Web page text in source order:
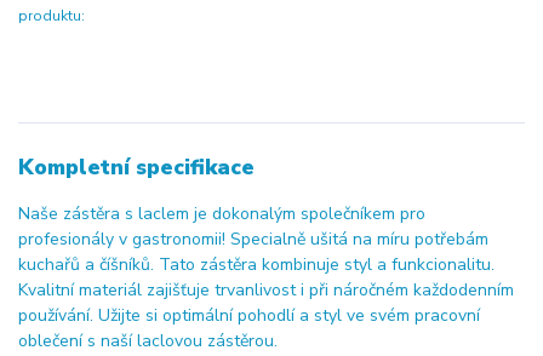
produktu:
Kompletní specifikace
Naše zástěra s laclem je dokonalým společníkem pro
profesionály v gastronomii! Specialně ušitá na míru potřebám
kuchařů a číšníků. Tato zástěra kombinuje styl a funkcionalitu.
Kvalitní materiál zajišťuje trvanlivost i při náročném každodenním
používání. Užijte si optimální pohodlí a styl ve svém pracovní
oblečení s naší laclovou zástěrou.